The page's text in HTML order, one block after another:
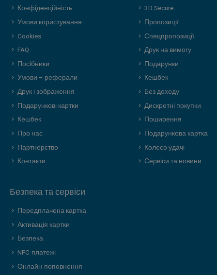
Конфіденційність
Умови користування
Cookies
FAQ
Посібники
Умови – реферали
Друк і зображення
Подарункові картки
Кешбек
Про нас
Партнерство
Контакти
3D Secure
Пропозиції
Спецпропозиції
Друк на вимогу
Подарунки
Кешбек
Без доходу
Дискретні покупки
Поширення
Подарункова картка
Колесо удачі
Сервіси та новини
Безпека та сервіси
Передплачена картка
Активація картки
Безпека
NFC-платежі
Онлайн-поповнення